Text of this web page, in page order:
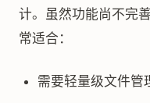
计。虽然功能尚不完
常适合：
需要轻量级文件管